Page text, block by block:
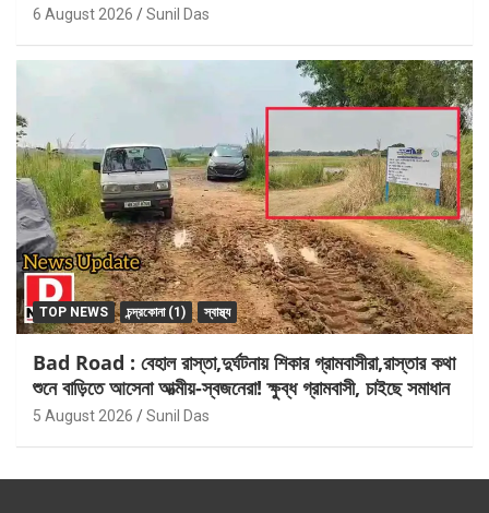
6 August 2026 Sunil Das
TOP NEWS চন্দ্রকোনা (1) স্বাস্থ্য
Bad Road : বেহাল রাস্তা,দুর্ঘটনায় শিকার গ্রামবাসীরা,রাস্তার কথা
শুনে বাড়িতে আসেনা আত্মীয়-স্বজনেরা! ক্ষুব্ধ গ্রামবাসী, চাইছে সমাধান
5 August 2026 Sunil Das